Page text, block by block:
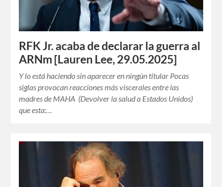
RFK Jr. acaba de declarar la guerra al
ARNm [Lauren Lee, 29.05.2025]
Y lo está haciendo sin aparecer en ningún titular Pocas
siglas provocan reacciones más viscerales entre las
madres de MAHA (Devolver la salud a Estados Unidos)
que esta:…